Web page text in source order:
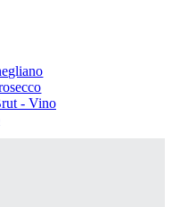
- Vino